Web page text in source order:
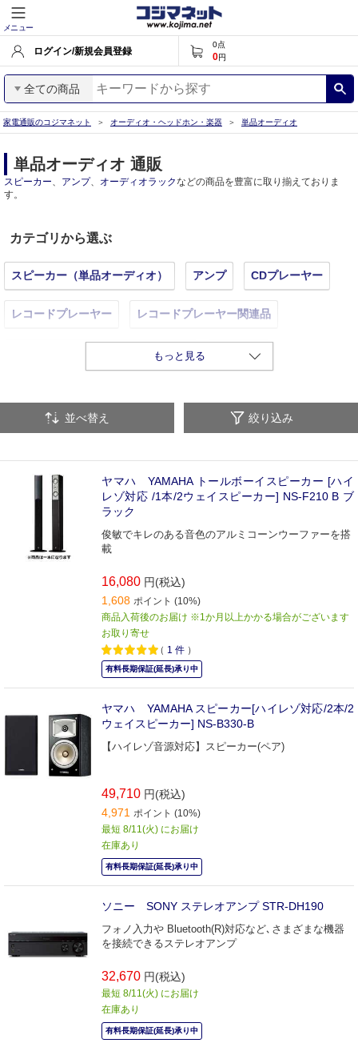
メニュー
ログイン/新規会員登録
0点
0円
全ての商品
家電通販のコジマネット オーディオ・ヘッドホン・楽器 単品オーディオ
単品オーディオ 通販
スピーカー、 アンプ、 オーディオラックなどの商品を豊富に取り揃えておりま
す。
カテゴリから選ぶ
スピーカー（単品オーディオ） アンプ CDプレーヤー
レコードプレーヤー レコードプレーヤー関連品
ネットワークオーディオプレーヤー AVアンプ
もっと見る
並べ替え 絞り込み
ヤマハ YAMAHA トールボーイスピーカー [ハイ
レゾ対応 /1本/2ウェイスピーカー] NS-F210 B ブ
ラック
俊敏でキレのある音色のアルミコーンウーファーを搭
載
16,080 円(税込)
1,608 ポイント (10%)
商品入荷後のお届け ※1か月以上かかる場合がございます
お取り寄せ
（ 1 件 ）
有料長期保証(延長)承り中
ヤマハ YAMAHA スピーカー[ハイレゾ対応/2本/2
ウェイスピーカー] NS-B330-B
【ハイレゾ音源対応】スピーカー(ペア)
49,710 円(税込)
4,971 ポイント (10%)
最短 8/11(火) にお届け
在庫あり
有料長期保証(延長)承り中
ソニー SONY ステレオアンプ STR-DH190
フォノ入力や Bluetooth(R)対応など､さまざまな機器
を接続できるステレオアンプ
32,670 円(税込)
最短 8/11(火) にお届け
在庫あり
有料長期保証(延長)承り中